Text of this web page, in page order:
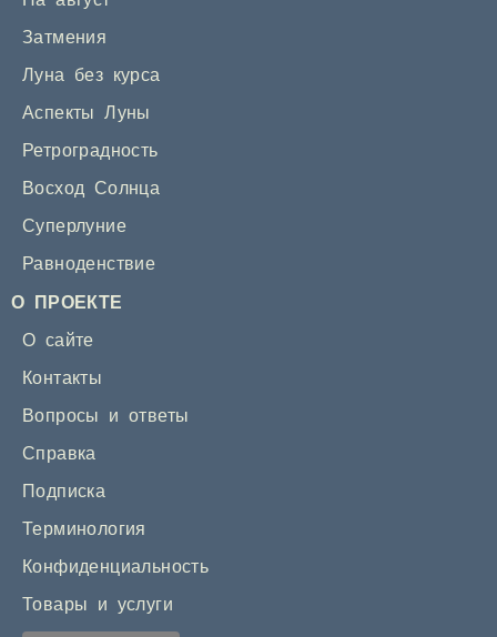
Затмения
Луна без курса
Аспекты Луны
Ретроградность
Восход Солнца
Суперлуние
Равноденствие
О ПРОЕКТЕ
О сайте
Контакты
Вопросы и ответы
Справка
Подписка
Терминология
Конфиденциальность
Товары и услуги